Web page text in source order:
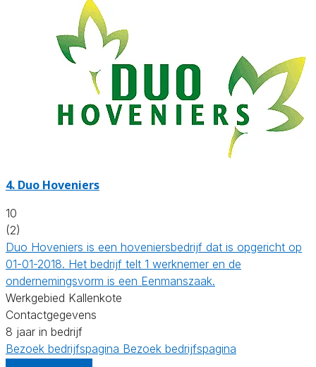
4. Duo Hoveniers
10
(2)
Duo Hoveniers is een hoveniersbedrijf dat is opgericht op
01-01-2018. Het bedrijf telt 1 werknemer en de
ondernemingsvorm is een Eenmanszaak.
Werkgebied Kallenkote
Contactgegevens
8 jaar in bedrijf
Bezoek bedrijfspagina Bezoek bedrijfspagina